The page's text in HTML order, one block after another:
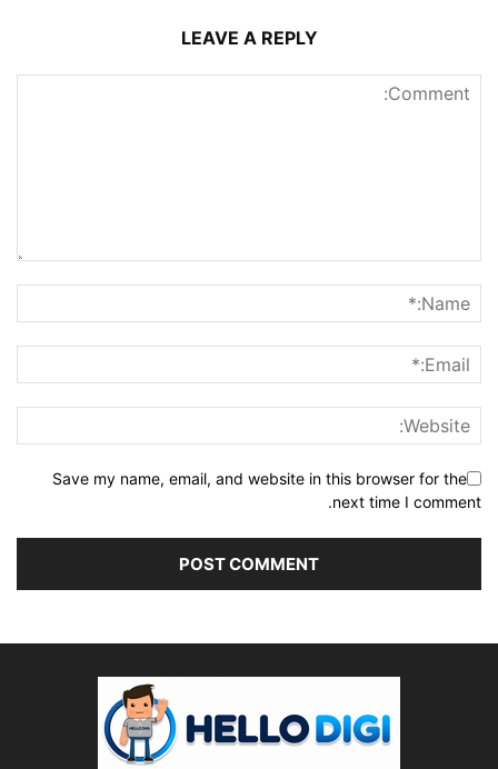
LEAVE A REPLY
Save my name, email, and website in this browser for the
next time I comment.